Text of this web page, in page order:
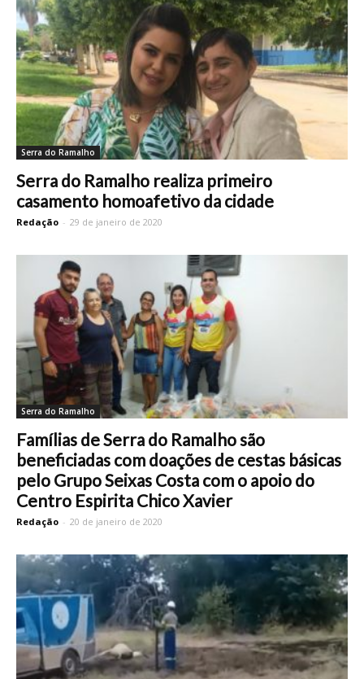
Serra do Ramalho
Serra do Ramalho realiza primeiro
casamento homoafetivo da cidade
Redação - 29 de janeiro de 2020
Serra do Ramalho
Famílias de Serra do Ramalho são
beneficiadas com doações de cestas básicas
pelo Grupo Seixas Costa com o apoio do
Centro Espirita Chico Xavier
Redação - 20 de janeiro de 2020